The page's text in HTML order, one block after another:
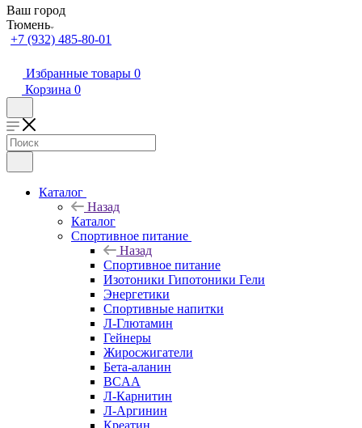
Ваш город
Тюмень
+7 (932) 485-80-01
Избранные товары 0
Корзина 0
Каталог
Назад
Каталог
Спортивное питание
Назад
Спортивное питание
Изотоники Гипотоники Гели
Энергетики
Спортивные напитки
Л-Глютамин
Гейнеры
Жиросжигатели
Бета-аланин
BCAA
Л-Карнитин
Л-Аргинин
Креатин